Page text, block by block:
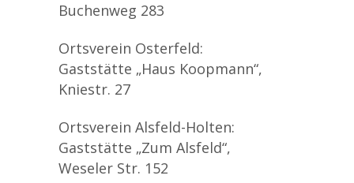
Buchenweg 283
Ortsverein Osterfeld:
Gaststätte „Haus Koopmann“,
Kniestr. 27
Ortsverein Alsfeld-Holten:
Gaststätte „Zum Alsfeld“,
Weseler Str. 152